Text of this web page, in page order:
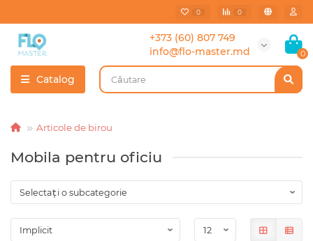
0 0
+373 (60) 807 749
info@flo-master.md
0
Catalog
Articole de birou
Mobila pentru oficiu